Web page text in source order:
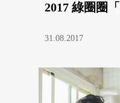
2017 綠圈圈
31.08.2017